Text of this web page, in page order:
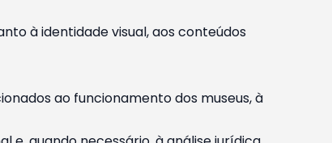
à identidade visual, aos conteúdos
ao funcionamento dos museus, à